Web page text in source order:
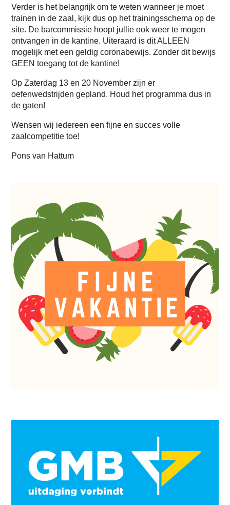
Verder is het belangrijk om te weten wanneer je moet
trainen in de zaal, kijk dus op het trainingsschema op de
site. De barcommissie hoopt jullie ook weer te mogen
ontvangen in de kantine. Uiteraard is dit ALLEEN
mogelijk met een geldig coronabewijs. Zonder dit bewijs
GEEN toegang tot de kantine!
Op Zaterdag 13 en 20 November zijn er
oefenwedstrijden gepland. Houd het programma dus in
de gaten!
Wensen wij iedereen een fijne en succes volle
zaalcompetitie toe!
Pons van Hattum